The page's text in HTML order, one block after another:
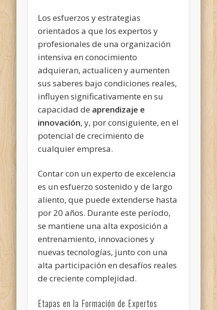
Los esfuerzos y estrategias
orientados a que los expertos y
profesionales de una organización
intensiva en conocimiento
adquieran, actualicen y aumenten
sus saberes bajo condiciones reales,
influyen significativamente en su
capacidad de aprendizaje e
innovación, y, por consiguiente, en el
potencial de crecimiento de
cualquier empresa.
Contar con un experto de excelencia
es un esfuerzo sostenido y de largo
aliento, que puede extenderse hasta
por 20 años. Durante este período,
se mantiene una alta exposición a
entrenamiento, innovaciones y
nuevas tecnologías, junto con una
alta participación en desafíos reales
de creciente complejidad.
Etapas en la Formación de Expertos